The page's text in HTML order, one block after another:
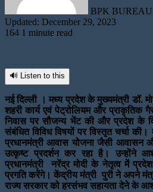
BPK BUREAU
Updated: December 29, 2023
164 1 minute read
🔊 Listen to this
नई दिल्ली । मध्य प्रदेश के मुख्यमंत्री डॉ.
शहरी कार्य एवं पेट्रोलियम और प्राकृतिक
निवास पर सौजन्य भेंट की और प्रदेश के
संबंधित विविध विषयों पर विस्तृत चर्चा
प्रधानमंत्री आवास योजना जैसी आवासन
उत्कृष्ट प्रदर्शन कर रहा है। उन्होंने
प्रधानमंत्री नरेंद्र मोदी के नेतृत्व में
प्रगति करेंगे। केंद्रीय मंत्री पुरी ने अपने
राज्य सरकार को हरसंभव सहायता देने के